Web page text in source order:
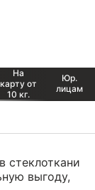
На
карту от
10 кг.
Юр.
лицам
стеклоткани
выгоду,